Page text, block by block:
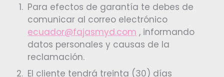
Para efectos de garantía te debes de
comunicar al correo electrónico
ecuador@fajasmyd.com , informando
datos personales y causas de la
reclamación.
El cliente tendrá treinta (30) días